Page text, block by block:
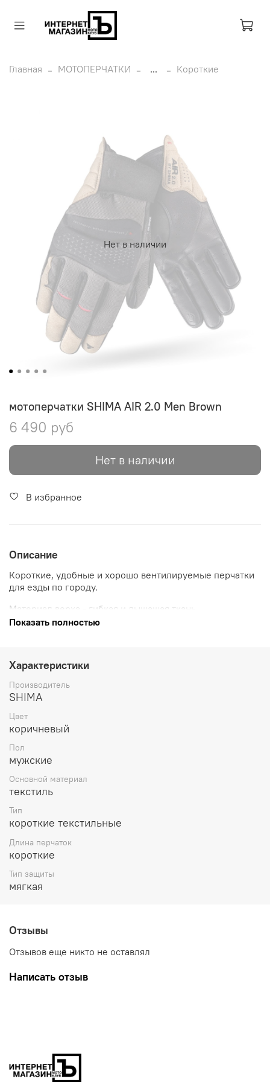
Главная МОТОПЕРЧАТКИ ... Короткие
Нет в наличии
мотоперчатки SHIMA AIR 2.0 Men Brown
6 490 руб
Нет в наличии
В избранное
Описание
Короткие, удобные и хорошо вентилируемые перчатки
для езды по городу.
Материал верха - гибкая и дышащая ткань
Touch Tip™ позволит пользоваться смартфоном, не
снимая перчаток.
Показать полностью
Характеристики
Производитель
SHIMA
Цвет
коричневый
Пол
мужские
Основной материал
текстиль
Тип
короткие текстильные
Длина перчаток
короткие
Тип защиты
мягкая
Отзывы
Отзывов еще никто не оставлял
Написать отзыв